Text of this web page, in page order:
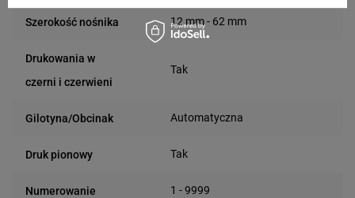
Szerokość nośnika 12 mm - 62 mm
Drukowania w
czerni i czerwieni
Tak
Gilotyna/Obcinak Automatyczna
Druk pionowy Tak
Numerowanie
1 - 9999